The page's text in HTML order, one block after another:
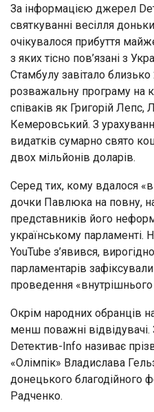
За інформацією джерел
святкуванні весілля
очікувалося прибуття
з яких тісно пов’язані з
Стамбулу завітало
розважальну програму на
співаків як Григорій Лепс,
Кемеровський. З
видатків сумарно свято
двох мільйонів доларів.
Серед тих, кому вдалося
дочки Павлюка на повну,
представників його
українському парламенті.
YouTube з’явився,
парламентарів
проведення «внутрішнього
Окрім народних обранців
менш поважні відвідувачі.
Dетектив-Info називає
«Олімпік» Владислава
донецького благодійного
Радченко.